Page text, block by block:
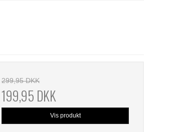
299,95 DKK
199,95 DKK
Vis produkt